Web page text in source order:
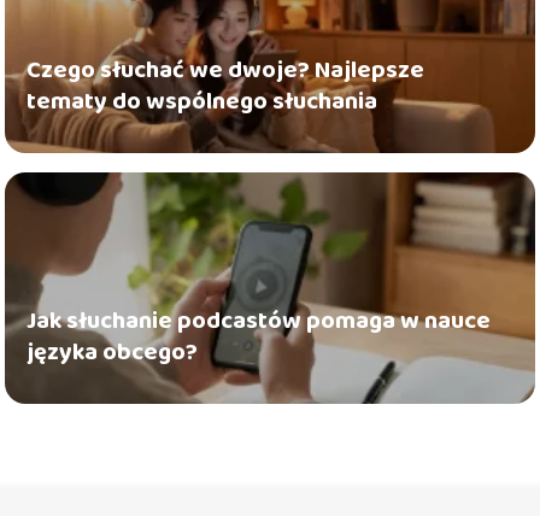
Czego słuchać we dwoje? Najlepsze
tematy do wspólnego słuchania
Jak słuchanie podcastów pomaga w nauce
języka obcego?